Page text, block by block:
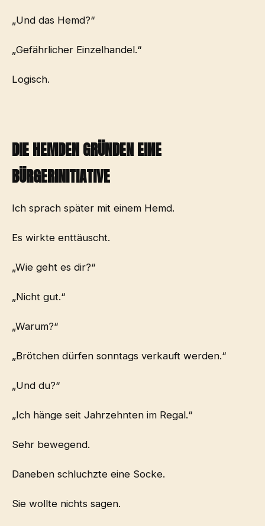
„Und das Hemd?“
„Gefährlicher Einzelhandel.“
Logisch.
DIE HEMDEN GRÜNDEN EINE
BÜRGERINITIATIVE
Ich sprach später mit einem Hemd.
Es wirkte enttäuscht.
„Wie geht es dir?“
„Nicht gut.“
„Warum?“
„Brötchen dürfen sonntags verkauft werden.“
„Und du?“
„Ich hänge seit Jahrzehnten im Regal.“
Sehr bewegend.
Daneben schluchzte eine Socke.
Sie wollte nichts sagen.